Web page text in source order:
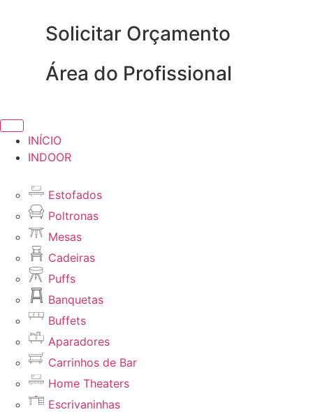
Solicitar Orçamento
Área do Profissional
INÍCIO
INDOOR
Estofados
Poltronas
Mesas
Cadeiras
Puffs
Banquetas
Buffets
Aparadores
Carrinhos de Bar
Home Theaters
Escrivaninhas